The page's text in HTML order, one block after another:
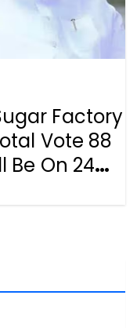
Factory
Vote 88
Be On 24
? माळेगाव